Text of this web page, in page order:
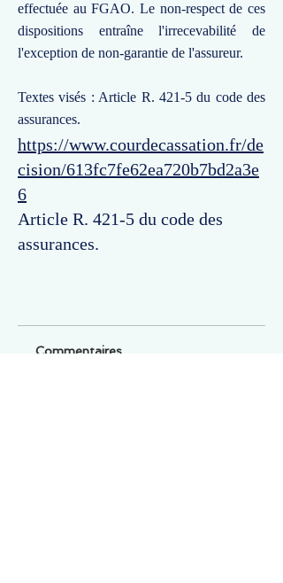
effectuée au FGAO. Le non-respect de ces
dispositions entraîne l'irrecevabilité de
l'exception de non-garantie de l'assureur.
Textes visés : Article R. 421-5 du code des
assurances.
https://www.courdecassation.fr/de
cision/613fc7fe62ea720b7bd2a3e
6
Article R. 421-5 du code des
assurances.
Commentaires